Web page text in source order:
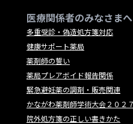
医療関係者のみなさまへ
多重受診・偽造処方箋対応
健康サポート薬局
薬剤師の誓い
薬局プレアボイド報告関係
緊急避妊薬の調剤・販売関連
かながわ薬剤師学術大会２０２７
院外処方箋の正しい書きかた